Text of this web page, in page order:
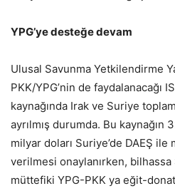
YPG’ye desteğe devam
Ulusal Savunma Yetkilendirme
PKK/YPG’nin de faydalanacağı
kaynağında Irak ve Suriye
ayrılmış durumda. Bu kaynağın
milyar doları Suriye’de DAEŞ
verilmesi onaylanırken, bilhassa
müttefiki YPG-PKK ya eğit-